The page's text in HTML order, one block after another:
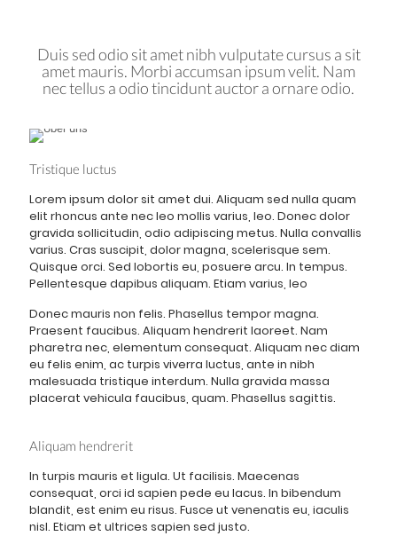
Duis sed odio sit amet nibh vulputate cursus a sit
amet mauris. Morbi accumsan ipsum velit. Nam
nec tellus a odio tincidunt auctor a ornare odio.
Tristique luctus
Lorem ipsum dolor sit amet dui. Aliquam sed nulla quam
elit rhoncus ante nec leo mollis varius, leo. Donec dolor
gravida sollicitudin, odio adipiscing metus. Nulla convallis
varius. Cras suscipit, dolor magna, scelerisque sem.
Quisque orci. Sed lobortis eu, posuere arcu. In tempus.
Pellentesque dapibus aliquam. Etiam varius, leo
Donec mauris non felis. Phasellus tempor magna.
Praesent faucibus. Aliquam hendrerit laoreet. Nam
pharetra nec, elementum consequat. Aliquam nec diam
eu felis enim, ac turpis viverra luctus, ante in nibh
malesuada tristique interdum. Nulla gravida massa
placerat vehicula faucibus, quam. Phasellus sagittis.
Aliquam hendrerit
In turpis mauris et ligula. Ut facilisis. Maecenas
consequat, orci id sapien pede eu lacus. In bibendum
blandit, est enim eu risus. Fusce ut venenatis eu, iaculis
nisl. Etiam et ultrices sapien sed justo.